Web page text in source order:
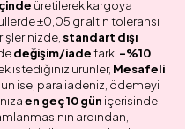
üretilerek kargoya
±0,05 gr altın toleransı
standart dışı
değişim/iadefarkı -%10
istediğiniz ürünler, Mesafeli
ise, para iadeniz, ödemeyi
en geç 10 gün içerisinde
ardından,